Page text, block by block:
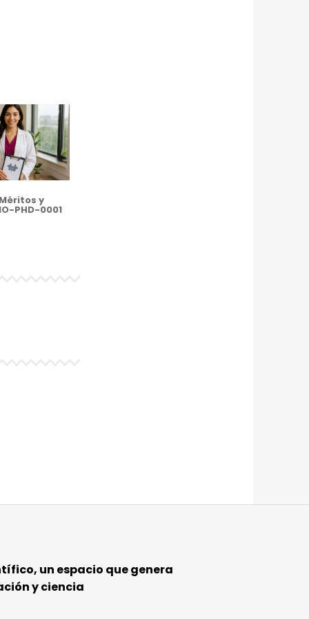
y
PHD-0001
un espacio que genera
y ciencia